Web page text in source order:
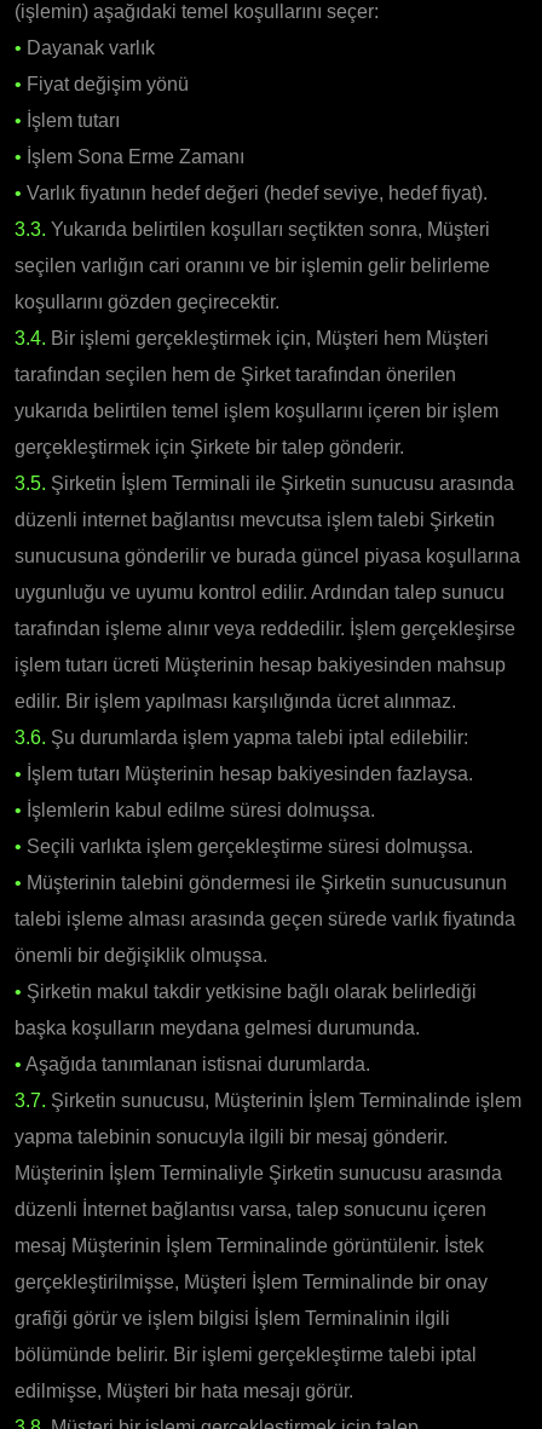
(işlemin) aşağıdaki temel koşullarını seçer:
• Dayanak varlık
• Fiyat değişim yönü
• İşlem tutarı
• İşlem Sona Erme Zamanı
• Varlık fiyatının hedef değeri (hedef seviye, hedef fiyat).
3.3. Yukarıda belirtilen koşulları seçtikten sonra, Müşteri
seçilen varlığın cari oranını ve bir işlemin gelir belirleme
koşullarını gözden geçirecektir.
3.4. Bir işlemi gerçekleştirmek için, Müşteri hem Müşteri
tarafından seçilen hem de Şirket tarafından önerilen
yukarıda belirtilen temel işlem koşullarını içeren bir işlem
gerçekleştirmek için Şirkete bir talep gönderir.
3.5. Şirketin İşlem Terminali ile Şirketin sunucusu arasında
düzenli internet bağlantısı mevcutsa işlem talebi Şirketin
sunucusuna gönderilir ve burada güncel piyasa koşullarına
uygunluğu ve uyumu kontrol edilir. Ardından talep sunucu
tarafından işleme alınır veya reddedilir. İşlem gerçekleşirse
işlem tutarı ücreti Müşterinin hesap bakiyesinden mahsup
edilir. Bir işlem yapılması karşılığında ücret alınmaz.
3.6. Şu durumlarda işlem yapma talebi iptal edilebilir:
• İşlem tutarı Müşterinin hesap bakiyesinden fazlaysa.
• İşlemlerin kabul edilme süresi dolmuşsa.
• Seçili varlıkta işlem gerçekleştirme süresi dolmuşsa.
• Müşterinin talebini göndermesi ile Şirketin sunucusunun
talebi işleme alması arasında geçen sürede varlık fiyatında
önemli bir değişiklik olmuşsa.
• Şirketin makul takdir yetkisine bağlı olarak belirlediği
başka koşulların meydana gelmesi durumunda.
• Aşağıda tanımlanan istisnai durumlarda.
3.7. Şirketin sunucusu, Müşterinin İşlem Terminalinde işlem
yapma talebinin sonucuyla ilgili bir mesaj gönderir.
Müşterinin İşlem Terminaliyle Şirketin sunucusu arasında
düzenli İnternet bağlantısı varsa, talep sonucunu içeren
mesaj Müşterinin İşlem Terminalinde görüntülenir. İstek
gerçekleştirilmişse, Müşteri İşlem Terminalinde bir onay
grafiği görür ve işlem bilgisi İşlem Terminalinin ilgili
bölümünde belirir. Bir işlemi gerçekleştirme talebi iptal
edilmişse, Müşteri bir hata mesajı görür.